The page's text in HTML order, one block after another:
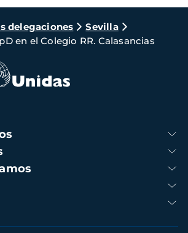
delegaciones
Sevilla
en el Colegio RR. Calasancias